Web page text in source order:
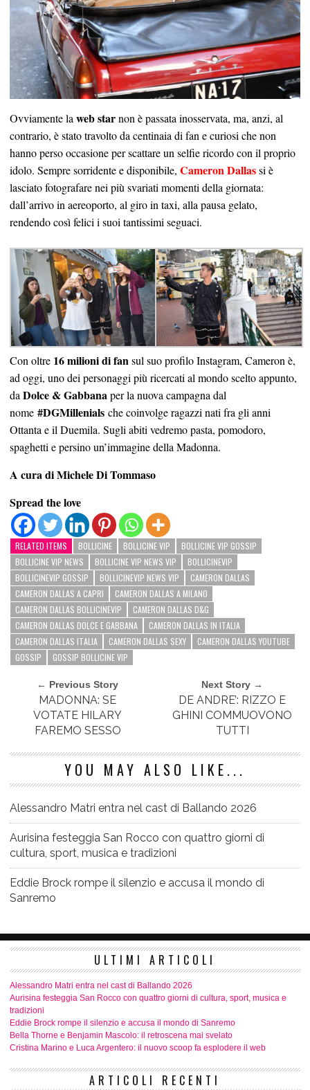
Ovviamente laweb starnon è passata inosservata, ma, anzi, al
contrario, è stato travolto da centinaia di fan e curiosi che non
hanno perso occasione per scattare un selfie ricordo con il proprio
idolo. Sempre sorridente e disponibile, Cameron Dallassi è
lasciato fotografare nei più svariati momenti della giornata:
dall’arrivo in aereoporto, al giro in taxi, alla pausa gelato,
rendendo così felici i suoi tantissimi seguaci.
Con oltre 16 milioni di fansul suo profilo Instagram, Cameron è,
ad oggi, uno dei personaggi più ricercati al mondo scelto appunto,
daDolce & Gabbanaper la nuova campagna dal
nome #DGMillenials che coinvolge ragazzi nati fra gli anni
Ottanta e il Duemila. Sugli abiti vedremo pasta, pomodoro,
spaghetti e persino un’immagine della Madonna.
A cura di Michele Di Tommaso
Spread the love
RELATED ITEMS BOLLICINE BOLLICINE VIP
BOLLICINE VIP GOSSIP
BOLLICINE VIP NEWS
BOLLICINE VIP NEWS VIP
BOLLICINEVIP
BOLLICINEVIP GOSSIP
BOLLICINEVIP NEWS VIP
CAMERON DALLAS
CAMERON DALLAS A CAPRI
CAMERON DALLAS A MILANO
CAMERON DALLAS BOLLICINEVIP
CAMERON DALLAS D&G
CAMERON DALLAS DOLCE E GABBANA
CAMERON DALLAS IN ITALIA
CAMERON DALLAS ITALIA
CAMERON DALLAS SEXY
CAMERON DALLAS YOUTUBE
GOSSIP
GOSSIP BOLLICINE VIP
← Previous Story
MADONNA: SE
VOTATE HILARY
FAREMO SESSO
Next Story →
DE ANDRE’: RIZZO E
GHINI COMMUOVONO
TUTTI
YOU MAY ALSO LIKE...
Alessandro Matri entra nel cast di Ballando 2026
Aurisina festeggia San Rocco con quattro giorni di
cultura, sport, musica e tradizioni
Eddie Brock rompe il silenzio e accusa il mondo di
Sanremo
ULTIMI ARTICOLI
Alessandro Matri entra nel cast di Ballando 2026
Aurisina festeggia San Rocco con quattro giorni di cultura, sport, musica e
tradizioni
Eddie Brock rompe il silenzio e accusa il mondo di Sanremo
Bella Thorne e Benjamin Mascolo: il retroscena mai svelato
Cristina Marino e Luca Argentero: il nuovo scoop fa esplodere il web
ARTICOLI RECENTI